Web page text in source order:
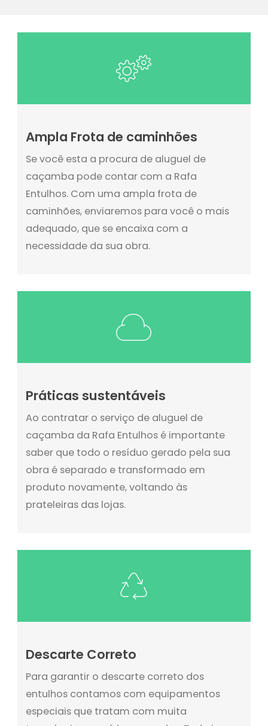
Ampla Frota de caminhões
Se você esta a procura de aluguel de
caçamba pode contar com a Rafa
Entulhos. Com uma ampla frota de
caminhões, enviaremos para você o mais
adequado, que se encaixa com a
necessidade da sua obra.
Práticas sustentáveis
Ao contratar o serviço de aluguel de
caçamba da Rafa Entulhos é importante
saber que todo o resíduo gerado pela sua
obra é separado e transformado em
produto novamente, voltando às
prateleiras das lojas.
Descarte Correto
Para garantir o descarte correto dos
entulhos contamos com equipamentos
especiais que tratam com muita